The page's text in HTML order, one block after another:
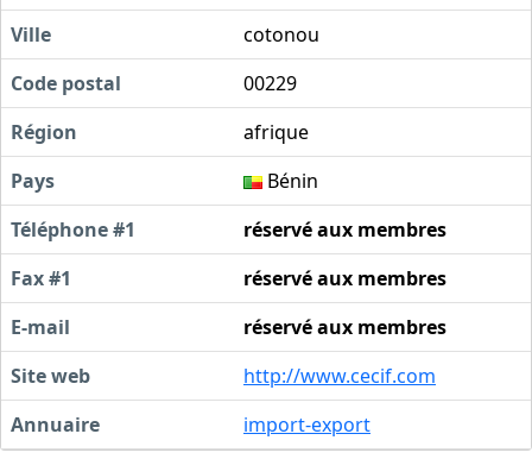
Ville
cotonou
Code postal
00229
Région
afrique
Pays
Bénin
Téléphone #1
réservé aux membres
Fax #1
réservé aux membres
E-mail
réservé aux membres
Site web
http://www.cecif.com
Annuaire
import-export